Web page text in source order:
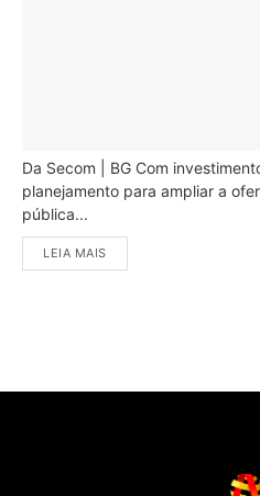
Da Secom | BG Com
planejamento para ampliar a
pública...
LEIA MAIS